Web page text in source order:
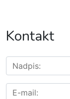
Kontakt